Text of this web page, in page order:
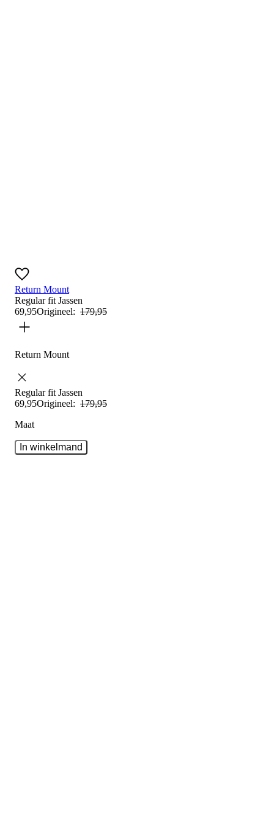
Return Mount
Regular fitJassen
69,95Origineel: 179,95
Return Mount
Regular fitJassen
69,95Origineel: 179,95
Maat
In winkelmand